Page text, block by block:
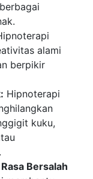
alami
berpikir
Hipnoterapi
kuku,
Bersalah